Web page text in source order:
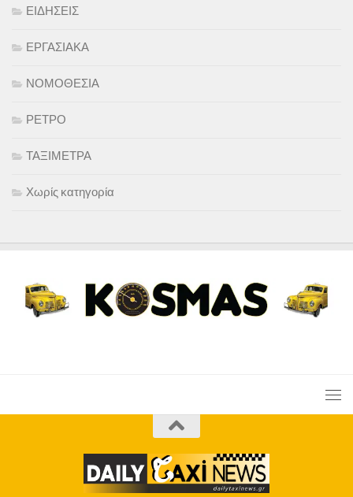
ΕΙΔΗΣΕΙΣ
ΕΡΓΑΣΙΑΚΑ
ΝΟΜΟΘΕΣΙΑ
ΡΕΤΡΟ
ΤΑΞΙΜΕΤΡΑ
Χωρίς κατηγορία